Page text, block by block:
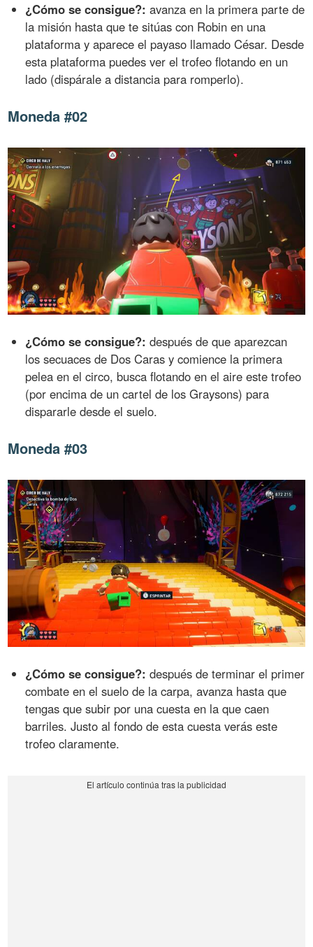
¿Cómo se consigue?: avanza en la primera parte de
la misión hasta que te sitúas con Robin en una
plataforma y aparece el payaso llamado César. Desde
esta plataforma puedes ver el trofeo flotando en un
lado (dispárale a distancia para romperlo).
Moneda #02
¿Cómo se consigue?: después de que aparezcan
los secuaces de Dos Caras y comience la primera
pelea en el circo, busca flotando en el aire este trofeo
(por encima de un cartel de los Graysons) para
dispararle desde el suelo.
Moneda #03
¿Cómo se consigue?: después de terminar el primer
combate en el suelo de la carpa, avanza hasta que
tengas que subir por una cuesta en la que caen
barriles. Justo al fondo de esta cuesta verás este
trofeo claramente.